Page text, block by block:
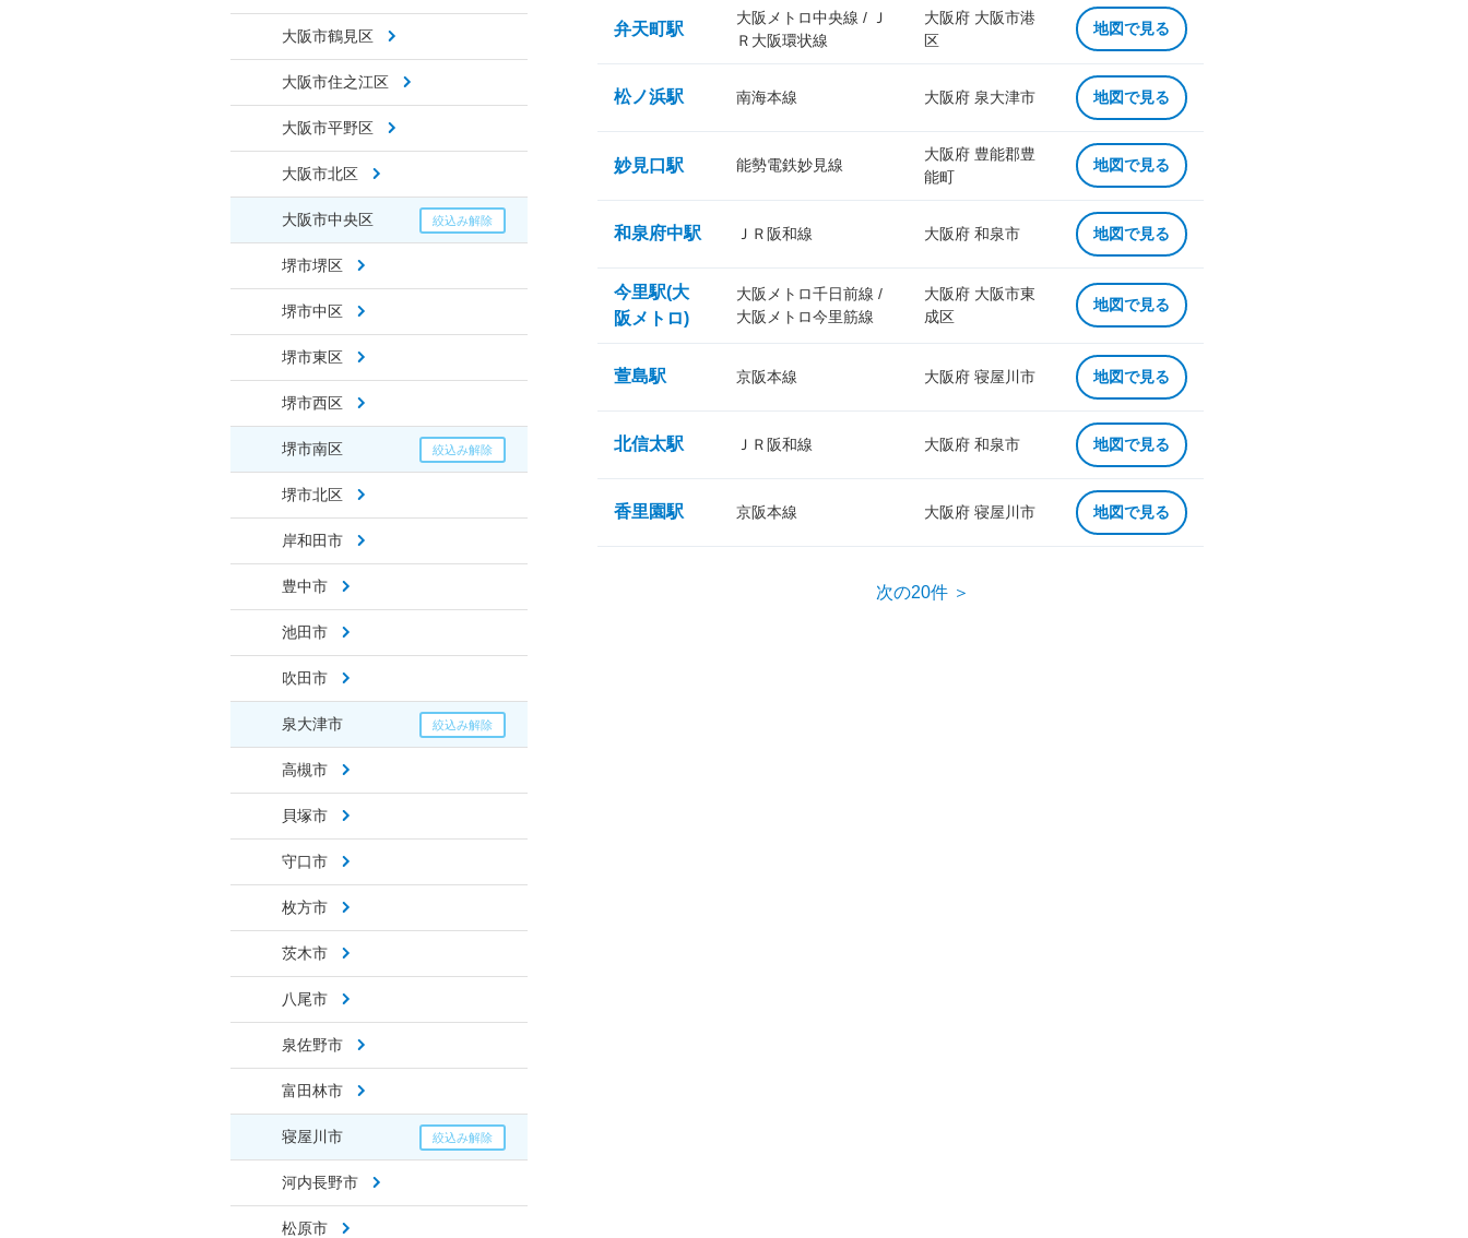
大阪市鶴見区
大阪市住之江区
大阪市平野区
大阪市北区
大阪市中央区
堺市堺区
堺市中区
堺市東区
堺市西区
堺市南区
堺市北区
岸和田市
豊中市
池田市
吹田市
泉大津市
高槻市
貝塚市
守口市
枚方市
茨木市
八尾市
泉佐野市
富田林市
寝屋川市
河内長野市
松原市
弁天町駅
大阪メトロ中央線 / Ｊ
Ｒ大阪環状線
大阪府 大阪市港
区
地図で見る
松ノ浜駅 南海本線 大阪府 泉大津市 地図で見る
妙見口駅 能勢電鉄妙見線
大阪府 豊能郡豊
能町
地図で見る
和泉府中駅 ＪＲ阪和線 大阪府 和泉市 地図で見る
今里駅(大
阪メトロ)
大阪メトロ千日前線 /
大阪メトロ今里筋線
大阪府 大阪市東
成区
地図で見る
萱島駅 京阪本線 大阪府 寝屋川市 地図で見る
北信太駅 ＪＲ阪和線 大阪府 和泉市 地図で見る
香里園駅 京阪本線 大阪府 寝屋川市 地図で見る
次の20件 ＞